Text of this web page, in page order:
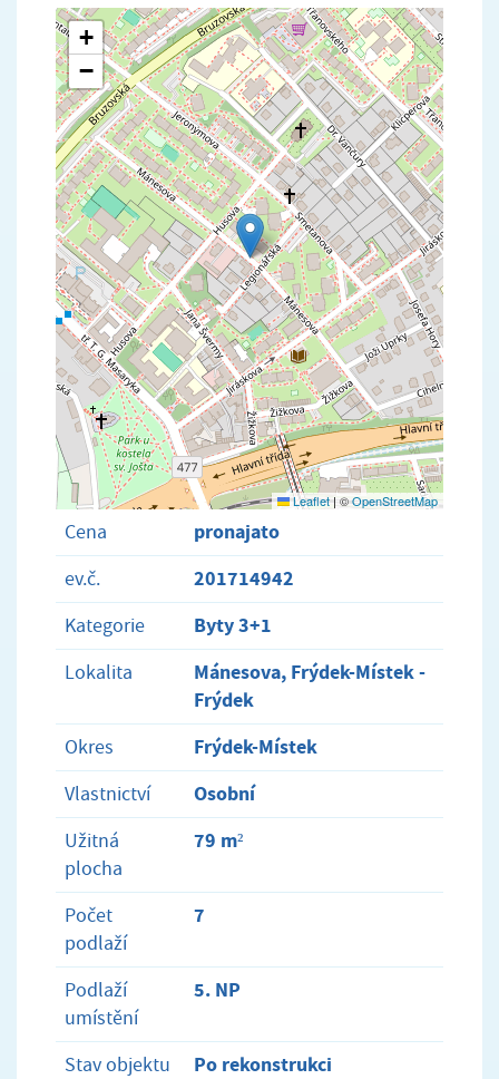
+
−
Leaflet| ©OpenStreetMap
Cena pronajato
ev.č. 201714942
Kategorie Byty 3+1
Lokalita
Mánesova, Frýdek-Místek -
Frýdek
Okres Frýdek-Místek
Vlastnictví Osobní
Užitná
plocha
79 m²
Počet
podlaží
7
Podlaží
umístění
5. NP
Stav objektu Po rekonstrukci